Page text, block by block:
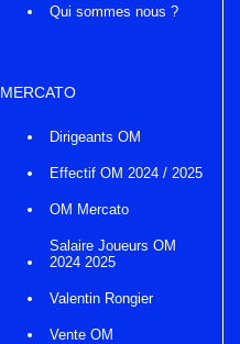
Qui sommes nous ?
MERCATO
Dirigeants OM
Effectif OM 2024 / 2025
OM Mercato
Salaire Joueurs OM
2024 2025
Valentin Rongier
Vente OM